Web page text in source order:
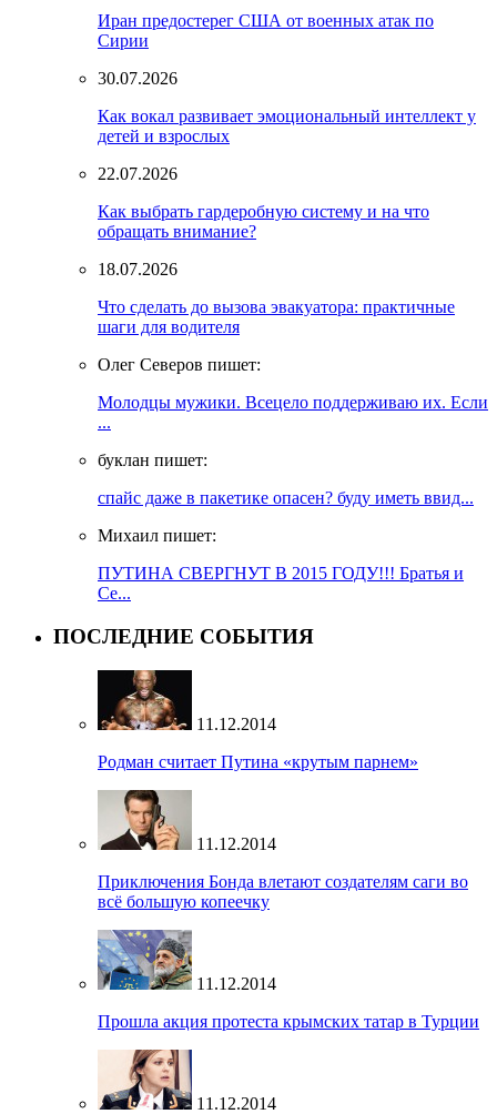
Иран предостерег США от военных атак по
Сирии
30.07.2026
Как вокал развивает эмоциональный интеллект у
детей и взрослых
22.07.2026
Как выбрать гардеробную систему и на что
обращать внимание?
18.07.2026
Что сделать до вызова эвакуатора: практичные
шаги для водителя
Олег Северов пишет:
Молодцы мужики. Всецело поддерживаю их. Если
...
буклан пишет:
спайс даже в пакетике опасен? буду иметь ввид...
Михаил пишет:
ПУТИНА СВЕРГНУТ В 2015 ГОДУ!!! Братья и
Се...
ПОСЛЕДНИЕ СОБЫТИЯ
11.12.2014
Родман считает Путина «крутым парнем»
11.12.2014
Приключения Бонда влетают создателям саги во
всё большую копеечку
11.12.2014
Прошла акция протеста крымских татар в Турции
11.12.2014